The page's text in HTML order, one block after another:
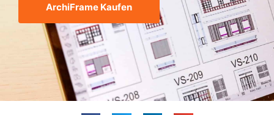
ArchiFrame Kaufen